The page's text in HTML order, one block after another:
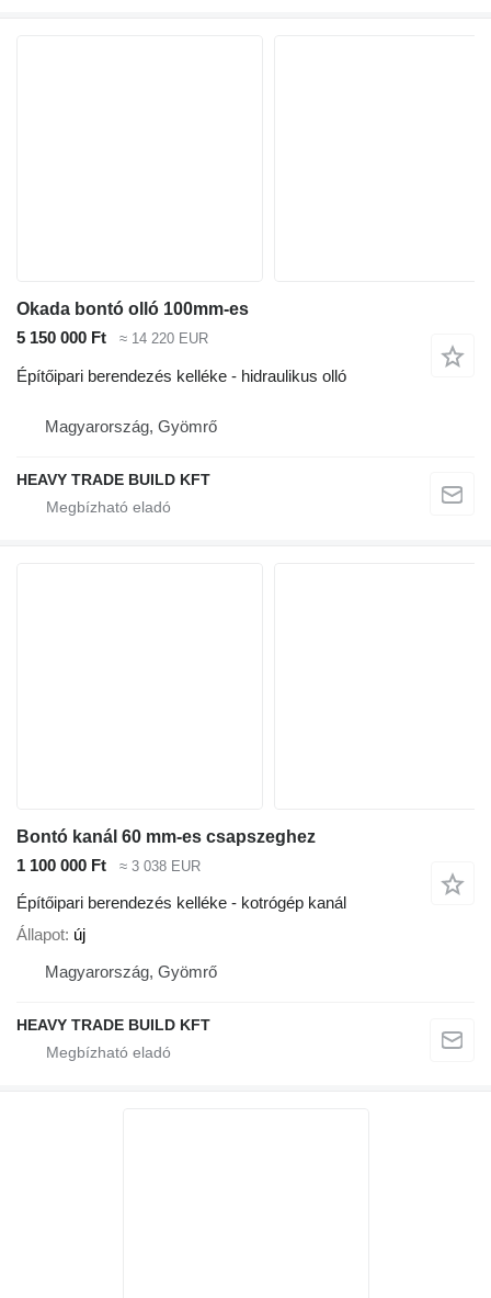
Okada bontó olló 100mm-es
5 150 000 Ft
≈ 14 220 EUR
Építőipari berendezés kelléke - hidraulikus olló
Magyarország, Gyömrő
HEAVY TRADE BUILD KFT
Bontó kanál 60 mm-es csapszeghez
1 100 000 Ft
≈ 3 038 EUR
Építőipari berendezés kelléke - kotrógép kanál
Állapot új
Magyarország, Gyömrő
HEAVY TRADE BUILD KFT